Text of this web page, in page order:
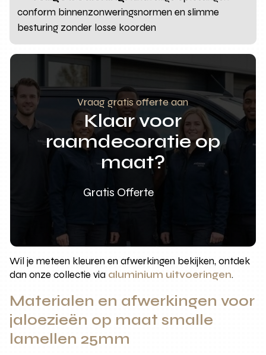
conform binnenzonweringsnormen en slimme
besturing zonder losse koorden
Vraag gratis offerte aan
Klaar voor
raamdecoratie op
maat?
Gratis Offerte
Wil je meteen kleuren en afwerkingen bekijken, ontdek
dan onze collectie via aluminium uitvoeringen.
Materialen en afwerkingen voor
jaloezieën op maat smalle
lamellen 25mm